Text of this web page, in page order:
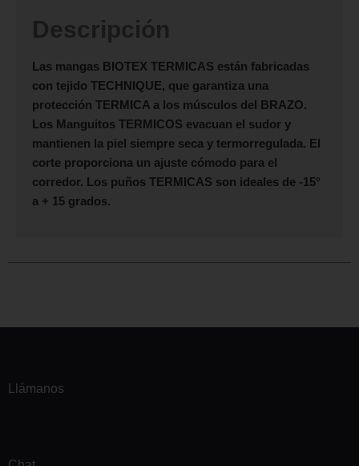
Descripción
Las mangas BIOTEX TERMICAS están fabricadas
con tejido TECHNIQUE, que garantiza una
protección TERMICA a los músculos del BRAZO.
Los Manguitos TERMICOS evacuan el sudor y
mantienen la piel siempre seca y termorregulada. El
corte proporciona un ajuste cómodo para el
corredor. Los puños TERMICAS son ideales de -15°
a + 15 grados.
Llámanos